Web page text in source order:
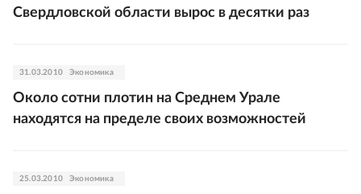
Свердловской области вырос в десятки раз
31.03.2010 Экономика
Около сотни плотин на Среднем Урале
находятся на пределе своих возможностей
25.03.2010 Экономика